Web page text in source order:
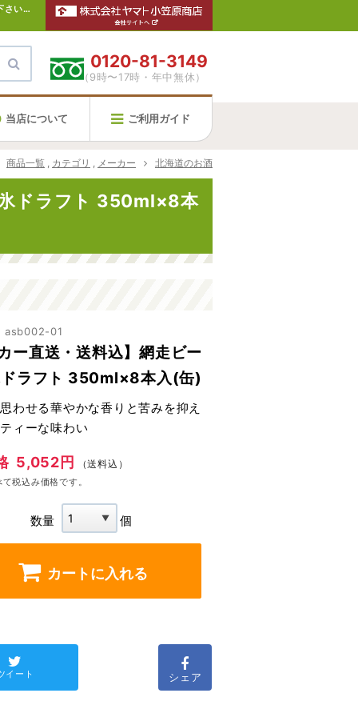
【【メーカー直送・送料込】網走ビール 流氷ドラフト 350ml×8本入(缶)】北海道のお土産なら新千歳空港のスカイショップにお任せ下さい。通販・お取寄せでお土産の買い忘れにも便利です。
0120-81-3149
（9時〜17時・年中無休）
当店について ご利用ガイド
商品一覧 カテゴリ メーカー 北海道のお酒
氷ドラフト 350ml×8本
asb002-01
カー直送・送料込】網走ビー
ラフト 350ml×8本入(缶)
わせる華やかな香りと苦みを抑え
ィーな味わい
5,052円 （送料込）
税込み価格です。
数量 個
カートに入れる
イート シェア